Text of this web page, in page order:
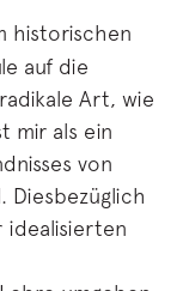
historischen
auf die
Art, wie
mir als ein
von
Diesbezüglich
idealisierten